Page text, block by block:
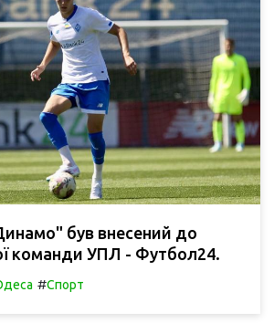
був внесений до
команди УПЛ - Футбол24.
#Спорт